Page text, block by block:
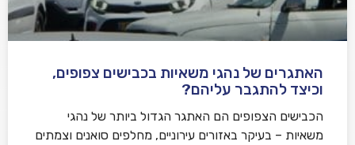
האתגרים של נהגי משאיות בכבישים צפופים,
וכיצד להתגבר עליהם?
הכבישים הצפופים הם האתגר הגדול ביותר של נהגי
משאיות – בעיקר באזורים עירוניים, מחלפים סואנים וצמתים